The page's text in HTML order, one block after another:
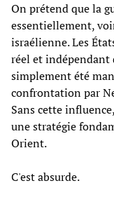
On prétend que la
essentiellement,
israélienne. Les
réel et indépendant
simplement été
confrontation par
Sans cette
une stratégie
Orient.
C'est absurde.